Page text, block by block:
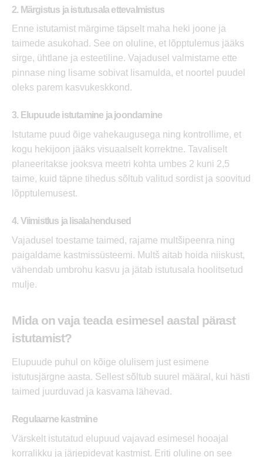
2. Märgistus ja istutusala ettevalmistus
Enne istutamist märgime täpselt maha heki joone ja
taimede asukohad. See on oluline, et lõpptulemus jääks
sirge, ühtlane ja esteetiline. Vajadusel valmistame ette
pinnase ning lisame sobivat lisamulda, et noortel puudel
oleks parem kasvukeskkond.
3. Elupuude istutamine ja joondamine
Istutame puud õige vahekaugusega ning kontrollime, et
kogu hekijoon jääks visuaalselt korrektne. Tavaliselt
planeeritakse jooksva meetri kohta umbes 2 kuni 2,5
taime, kuid täpne tihedus sõltub valitud sordist ja soovitud
lõpptulemusest.
4. Viimistlus ja lisalahendused
Vajadusel toestame taimed, rajame multšipeenra ning
paigaldame kastmissüsteemi. Multš aitab hoida niiskust,
vähendab umbrohu kasvu ja jätab istutusala hoolitsetud
mulje.
Mida on vaja teada esimesel aastal pärast
istutamist?
Elupuude puhul on kõige olulisem just esimene
istutusjärgne aasta. Sellest sõltub suurel määral, kui hästi
taimed juurduvad ja kasvama lähevad.
Regulaarne kastmine
Värskelt istutatud elupuud vajavad esimesel hooajal
korralikku ja järjepidevat kastmist. Eriti oluline on see